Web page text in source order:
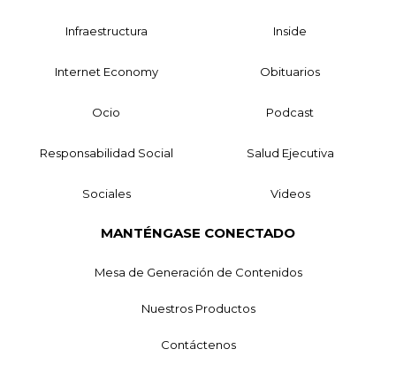
Infraestructura Inside
Internet Economy Obituarios
Ocio Podcast
Responsabilidad Social Salud Ejecutiva
Sociales Videos
MANTÉNGASE CONECTADO
Mesa de Generación de Contenidos
Nuestros Productos
Contáctenos